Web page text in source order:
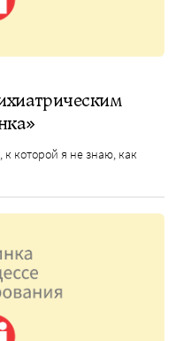
которой я не знаю, как